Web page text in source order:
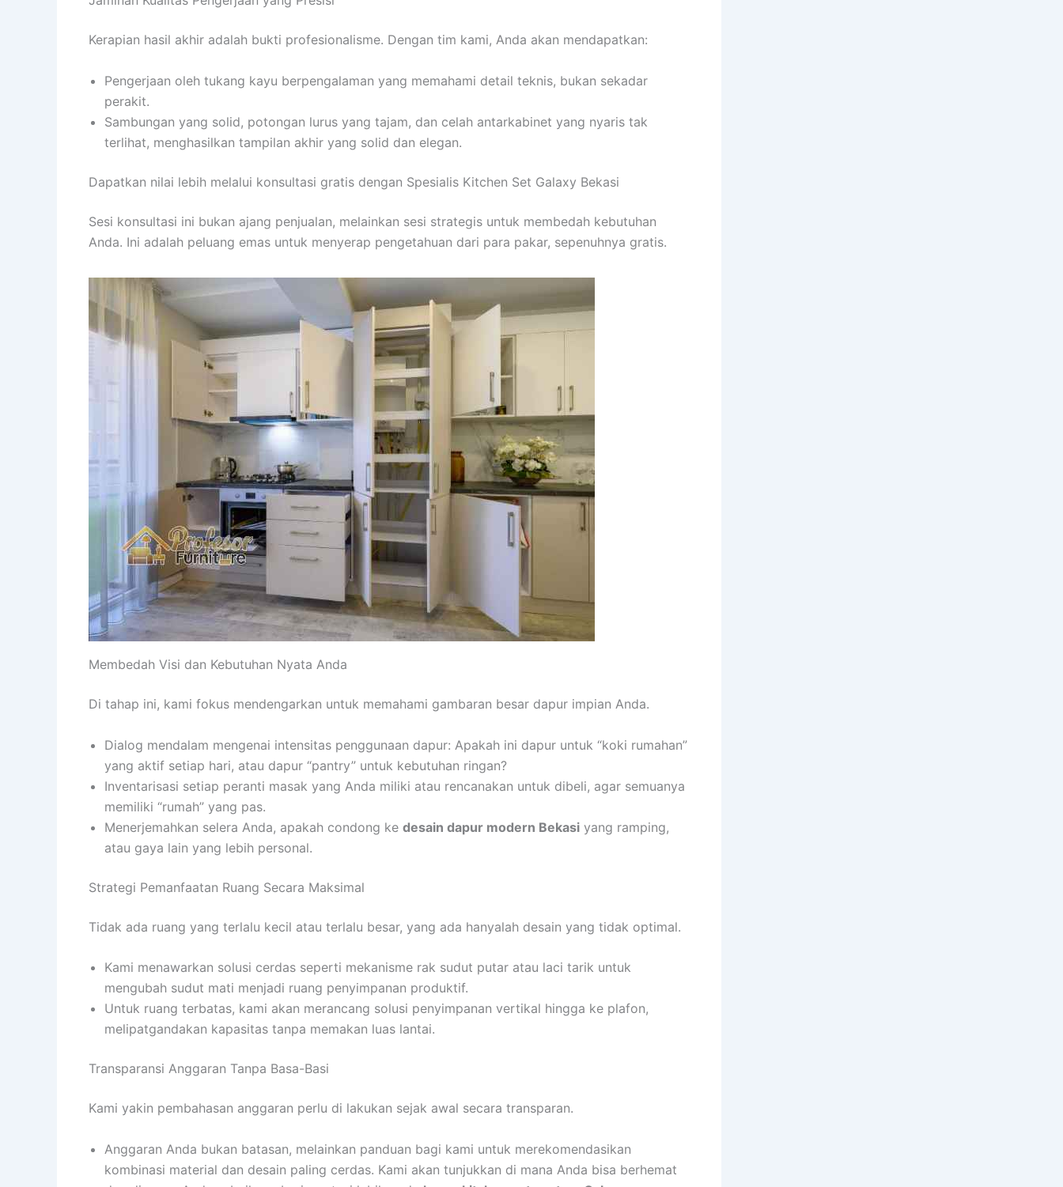
Kerapian hasil akhir adalah bukti profesionalisme. Dengan tim kami, Anda akan mendapatkan:
Pengerjaan oleh tukang kayu berpengalaman yang memahami detail teknis, bukan sekadar
perakit.
Sambungan yang solid, potongan lurus yang tajam, dan celah antarkabinet yang nyaris tak
terlihat, menghasilkan tampilan akhir yang solid dan elegan.
Dapatkan nilai lebih melalui konsultasi gratis dengan Spesialis Kitchen Set Galaxy Bekasi
Sesi konsultasi ini bukan ajang penjualan, melainkan sesi strategis untuk membedah kebutuhan
Anda. Ini adalah peluang emas untuk menyerap pengetahuan dari para pakar, sepenuhnya gratis.
Membedah Visi dan Kebutuhan Nyata Anda
Di tahap ini, kami fokus mendengarkan untuk memahami gambaran besar dapur impian Anda.
Dialog mendalam mengenai intensitas penggunaan dapur: Apakah ini dapur untuk “koki rumahan”
yang aktif setiap hari, atau dapur “pantry” untuk kebutuhan ringan?
Inventarisasi setiap peranti masak yang Anda miliki atau rencanakan untuk dibeli, agar semuanya
memiliki “rumah” yang pas.
Menerjemahkan selera Anda, apakah condong ke desain dapur modern Bekasi yang ramping,
atau gaya lain yang lebih personal.
Strategi Pemanfaatan Ruang Secara Maksimal
Tidak ada ruang yang terlalu kecil atau terlalu besar, yang ada hanyalah desain yang tidak optimal.
Kami menawarkan solusi cerdas seperti mekanisme rak sudut putar atau laci tarik untuk
mengubah sudut mati menjadi ruang penyimpanan produktif.
Untuk ruang terbatas, kami akan merancang solusi penyimpanan vertikal hingga ke plafon,
melipatgandakan kapasitas tanpa memakan luas lantai.
Transparansi Anggaran Tanpa Basa-Basi
Kami yakin pembahasan anggaran perlu di lakukan sejak awal secara transparan.
Anggaran Anda bukan batasan, melainkan panduan bagi kami untuk merekomendasikan
kombinasi material dan desain paling cerdas. Kami akan tunjukkan di mana Anda bisa berhemat